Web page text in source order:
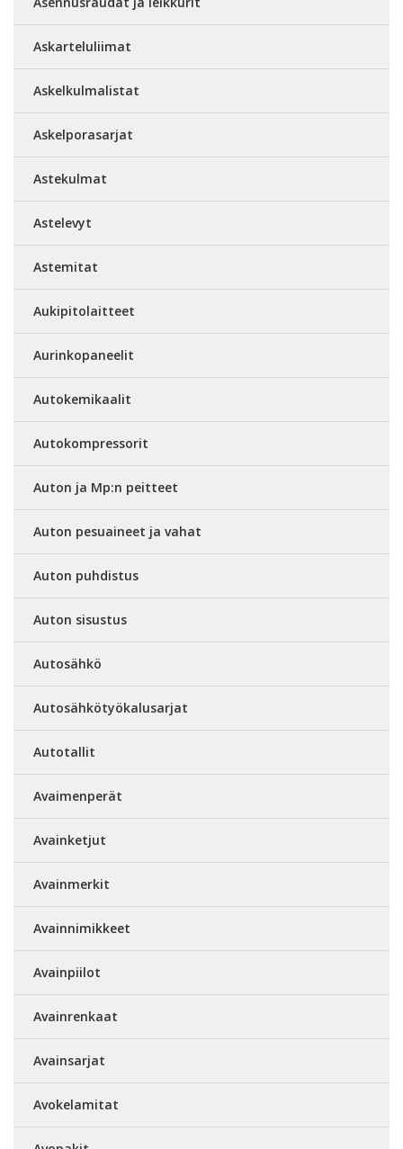
Askarteluliimat
Askelkulmalistat
Askelporasarjat
Astekulmat
Astelevyt
Astemitat
Aukipitolaitteet
Aurinkopaneelit
Autokemikaalit
Autokompressorit
Auton ja Mp:n peitteet
Auton pesuaineet ja vahat
Auton puhdistus
Auton sisustus
Autosähkö
Autosähkötyökalusarjat
Autotallit
Avaimenperät
Avainketjut
Avainmerkit
Avainnimikkeet
Avainpiilot
Avainrenkaat
Avainsarjat
Avokelamitat